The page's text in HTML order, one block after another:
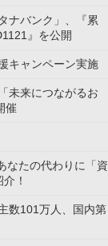
ナバンク」、『累
』を公開
キャンペーン実施
未来につながるお
催
なたの代わりに「資
！
数101万人、国内第